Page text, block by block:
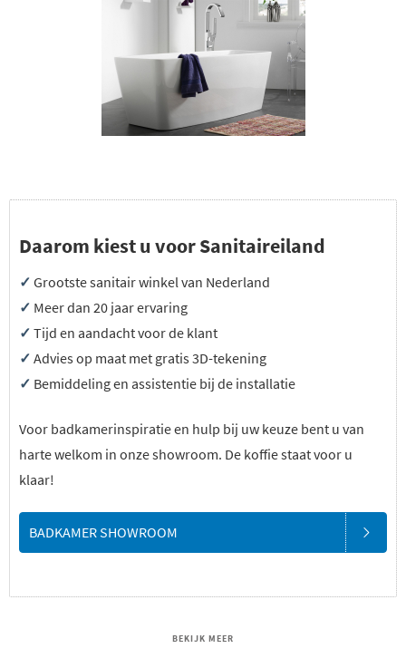
Daarom kiest u voor Sanitaireiland
✓ Grootste sanitair winkel van Nederland
✓ Meer dan 20 jaar ervaring
✓ Tijd en aandacht voor de klant
✓ Advies op maat met gratis 3D-tekening
✓ Bemiddeling en assistentie bij de installatie
Voor badkamerinspiratie en hulp bij uw keuze bent u van
harte welkom in onze showroom. De koffie staat voor u
klaar!
BADKAMER SHOWROOM
BEKIJK MEER